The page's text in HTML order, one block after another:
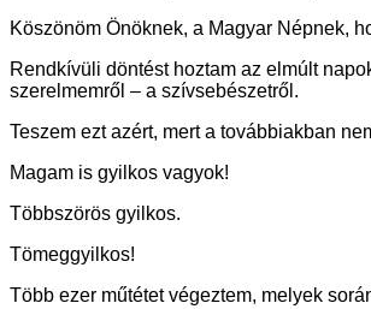
Köszönöm Önöknek, a Magyar Népnek,
Rendkívüli döntést hoztam az elmúlt
szerelmemről – a szívsebészetről.
Teszem ezt azért, mert a továbbiakban
Magam is gyilkos vagyok!
Többszörös gyilkos.
Tömeggyilkos!
Több ezer műtétet végeztem, melyek